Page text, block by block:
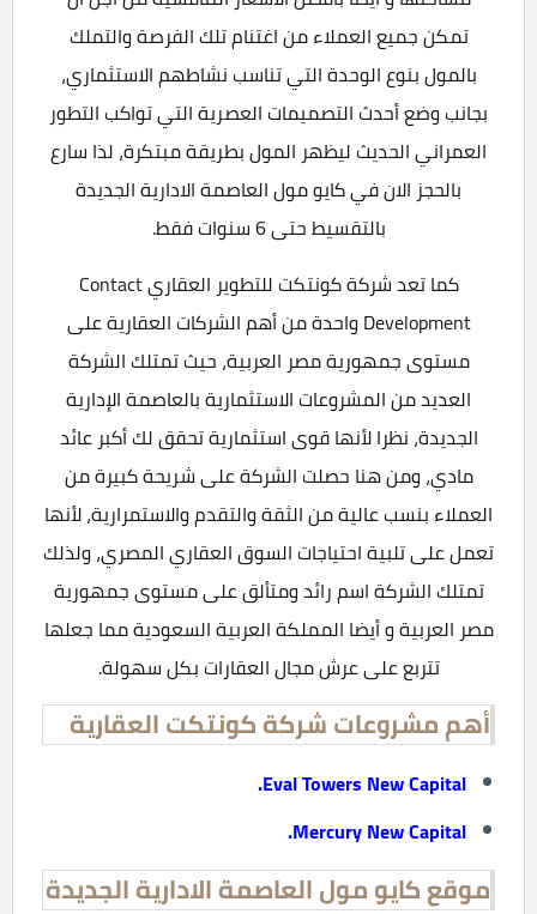
تمكن جميع العملاء من اغتنام تلك الفرصة والتملك
بالمول بنوع الوحدة التي تناسب نشاطهم الاستثماري،
بجانب وضع أحدث التصميمات العصرية التي تواكب التطور
العمراني الحديث ليظهر المول بطريقة مبتكرة، لذا سارع
بالحجز الان في كايو مول العاصمة الادارية الجديدة
بالتقسيط حتى 6 سنوات فقط.
كما تعد شركة كونتكت للتطوير العقاري Contact
Development واحدة من أهم الشركات العقارية على
مستوى جمهورية مصر العربية، حيث تمتلك الشركة
العديد من المشروعات الاستثمارية بالعاصمة الإدارية
الجديدة، نظرا لأنها قوى استثمارية تحقق لك أكبر عائد
مادي، ومن هنا حصلت الشركة على شريحة كبيرة من
العملاء بنسب عالية من الثقة والتقدم والاستمرارية، لأنها
تعمل على تلبية احتياجات السوق العقاري المصري، ولذلك
تمتلك الشركة اسم رائد ومتألق على مستوى جمهورية
مصر العربية و أيضا المملكة العربية السعودية مما جعلها
تتربع على عرش مجال العقارات بكل سهولة.
أهم مشروعات شركة كونتكت العقارية
Eval Towers New Capital.
Mercury New Capital.
موقع كايو مول العاصمة الادارية الجديدة